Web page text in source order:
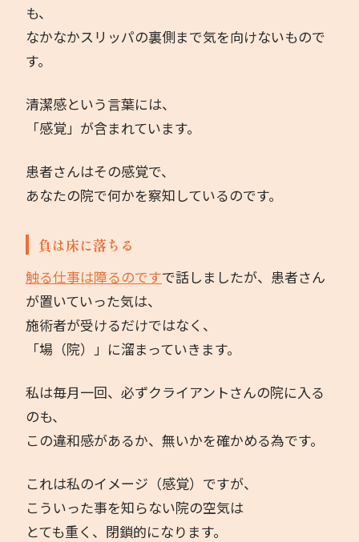
も、
なかなかスリッパの裏側まで気を向けないもので
す。
清潔感という言葉には、
「感覚」が含まれています。
患者さんはその感覚で、
あなたの院で何かを察知しているのです。
負は床に落ちる
触る仕事は障るのですで話しましたが、患者さん
が置いていった気は、
施術者が受けるだけではなく、
「場（院）」に溜まっていきます。
私は毎月一回、必ずクライアントさんの院に入る
のも、
この違和感があるか、無いかを確かめる為です。
これは私のイメージ（感覚）ですが、
こういった事を知らない院の空気は
とても重く、閉鎖的になります。